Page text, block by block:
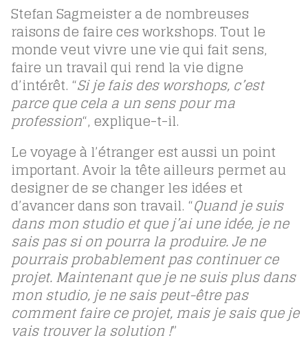
Stefan Sagmeister a de nombreuses
raisons de faire ces workshops. Tout le
monde veut vivre une vie qui fait sens,
faire un travail qui rend la vie digne
d’intérêt. “Si je fais des worshops, c’est
parce que cela a un sens pour ma
profession“, explique-t-il.
Le voyage à l’étranger est aussi un point
important. Avoir la tête ailleurs permet au
designer de se changer les idées et
d’avancer dans son travail. “Quand je suis
dans mon studio et que j’ai une idée, je ne
sais pas si on pourra la produire. Je ne
pourrais probablement pas continuer ce
projet. Maintenant que je ne suis plus dans
mon studio, je ne sais peut-être pas
comment faire ce projet, mais je sais que je
vais trouver la solution !”